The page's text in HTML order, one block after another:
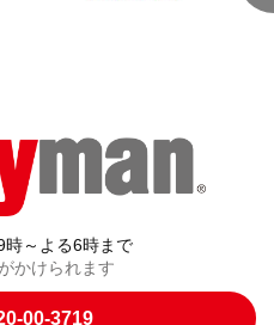
時～よる6時まで
かけられます
00-3719